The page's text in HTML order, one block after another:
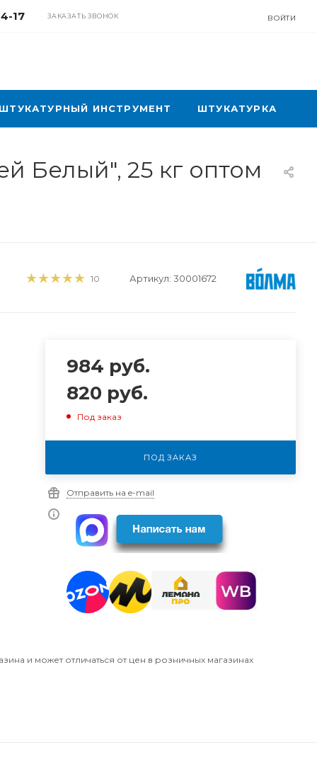
17 ЗАКАЗАТЬ ЗВОНОК ВОЙТИ
ИНСТРУМЕНТ ШТУКАТУРКА
Белый", 25 кг оптом
10 Артикул: 30001672
984 руб.
820 руб.
Под заказ
ПОД ЗАКАЗ
Отправить на e-mail
и может отличаться от цен в розничных магазинах